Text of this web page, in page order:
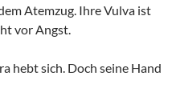
Atemzug. Ihre Vulva ist
vor Angst.
hebt sich. Doch seine Hand